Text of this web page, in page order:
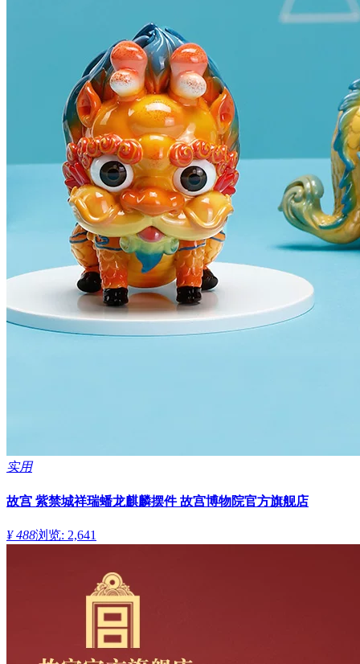
实用
故宫 紫禁城祥瑞蟠龙麒麟摆件 故宫博物院官方旗舰店
¥ 488浏览: 2,641